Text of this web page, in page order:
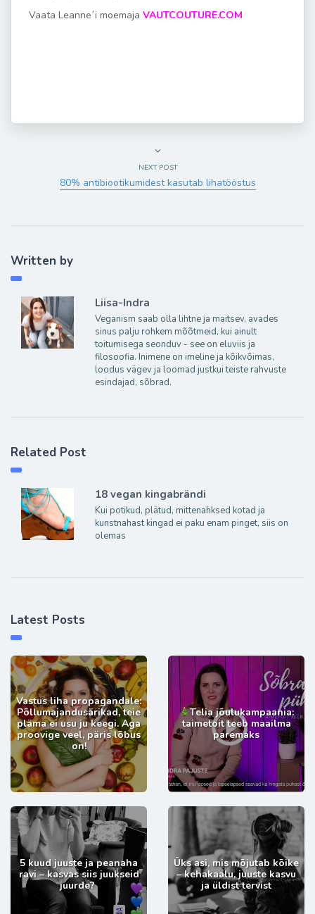
Vaata Leanne´i moemaja VAUTCOUTURE.COM
NEXT POST
80% antibiootikumidest kasutab lihatööstus
Written by
Liisa-Indra
Veganism saab olla lihtne ja maitsev, avades
sinus palju rohkem mõõtmeid, kui ainult
toitumisega seonduv - see on eluviis ja
filosoofia. Inimene on imeline ja kõikvõimas,
loodus vägev ja loomad justkui teiste rahvuste
esindajad, sõbrad.
Related Post
18 vegan kingabrändi
Kui potikud, plätud, mittenahksed kotad ja
kunstnahast kingad ei paku enam pinget, siis on
olemas
Latest Posts
Vastus liha propagandale:
Põllumajandusärikad, teie
pläma ei usu ju keegi. Aga
proovige veel, päris lõbus
on!
Telia jõulukampaania:
taimetoit teeb maailma
paremaks
5 kuud juuste ja peanaha
ravi – kasvas siis juukseid
juurde?
Üks asi, mis mõjutab kõike
– kehakaalu, juuste kasvu
ja üldist tervist